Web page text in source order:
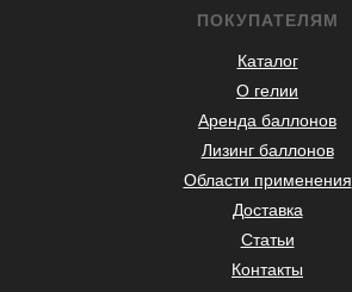
ПОКУПАТЕЛЯМ
Каталог
О гелии
Аренда баллонов
Лизинг баллонов
Области применения
Доставка
Статьи
Контакты